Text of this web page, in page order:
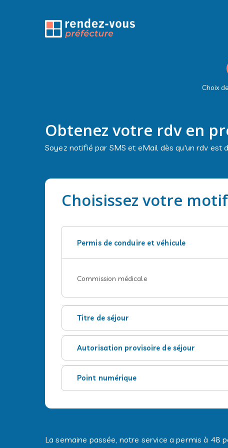
Obtenez votre rdv en
Soyez notifié par SMS et eMail dès qu'un rdv
Choisissez votre
Permis de conduire et véhicule
Commission médicale
Titre de séjour
Autorisation provisoire de séjour
Point numérique
La semaine passée, notre service a permis à 48
Choix